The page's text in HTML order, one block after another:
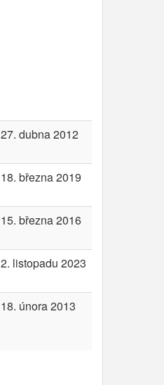
27. dubna 2012
18. března 2019
15. března 2016
2. listopadu 2023
18. února 2013